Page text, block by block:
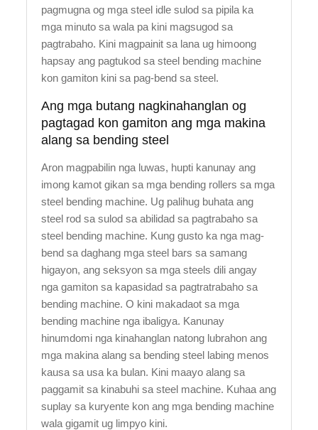
pagmugna og mga steel idle sulod sa pipila ka
mga minuto sa wala pa kini magsugod sa
pagtrabaho. Kini magpainit sa lana ug himoong
hapsay ang pagtukod sa steel bending machine
kon gamiton kini sa pag-bend sa steel.
Ang mga butang nagkinahanglan og
pagtagad kon gamiton ang mga makina
alang sa bending steel
Aron magpabilin nga luwas, hupti kanunay ang
imong kamot gikan sa mga bending rollers sa mga
steel bending machine. Ug palihug buhata ang
steel rod sa sulod sa abilidad sa pagtrabaho sa
steel bending machine. Kung gusto ka nga mag-
bend sa daghang mga steel bars sa samang
higayon, ang seksyon sa mga steels dili angay
nga gamiton sa kapasidad sa pagtratrabaho sa
bending machine. O kini makadaot sa mga
bending machine nga ibaligya. Kanunay
hinumdomi nga kinahanglan natong lubrahon ang
mga makina alang sa bending steel labing menos
kausa sa usa ka bulan. Kini maayo alang sa
paggamit sa kinabuhi sa steel machine. Kuhaa ang
suplay sa kuryente kon ang mga bending machine
wala gigamit ug limpyo kini.